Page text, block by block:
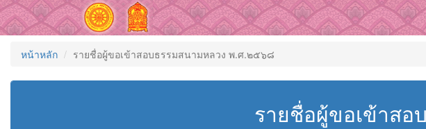
หน้าหลัก รายชื่อผู้ขอเข้าสอบธรรมสนามหลวง พ.ศ.๒๕๖๘
รายชื่อผู้ขอเข้าส